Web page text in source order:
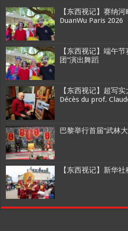
【东西视记】赛纳
DuanWu Paris 2026
【东西视记】端午
团”演出舞蹈
【东西视记】超写
Décès du prof.
巴黎举行首届“武林
【东西视记】新华